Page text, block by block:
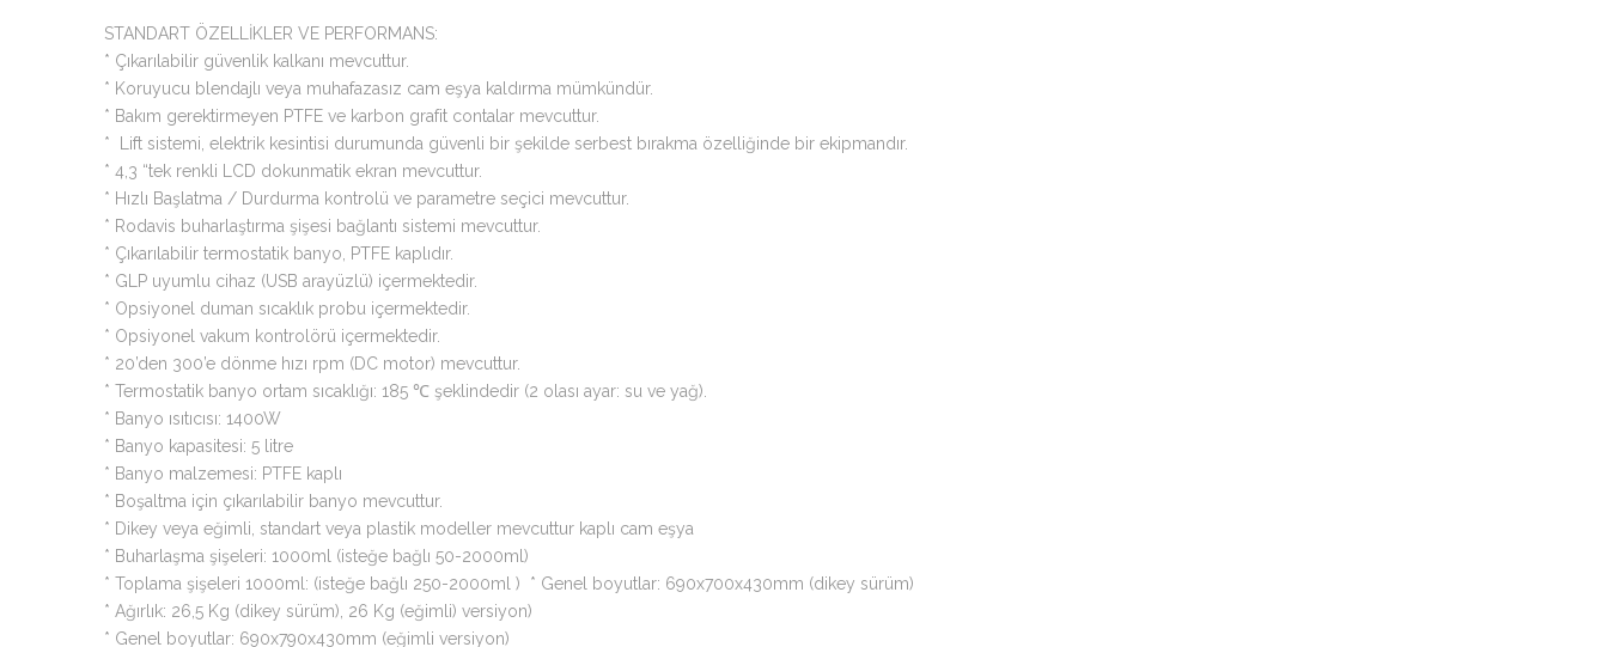
STANDART ÖZELLİKLER VE PERFORMANS:
* Çıkarılabilir güvenlik kalkanı mevcuttur.
* Koruyucu blendajlı veya muhafazasız cam eşya kaldırma mümkündür.
* Bakım gerektirmeyen PTFE ve karbon grafit contalar mevcuttur.
* Lift sistemi, elektrik kesintisi durumunda güvenli bir şekilde serbest bırakma özelliğinde bir ekipmandır.
* 4,3 “tek renkli LCD dokunmatik ekran mevcuttur.
* Hızlı Başlatma / Durdurma kontrolü ve parametre seçici mevcuttur.
* Rodavis buharlaştırma şişesi bağlantı sistemi mevcuttur.
* Çıkarılabilir termostatik banyo, PTFE kaplıdır.
* GLP uyumlu cihaz (USB arayüzlü) içermektedir.
* Opsiyonel duman sıcaklık probu içermektedir.
* Opsiyonel vakum kontrolörü içermektedir.
* 20’den 300’e dönme hızı rpm (DC motor) mevcuttur.
* Termostatik banyo ortam sıcaklığı: 185 ℃ şeklindedir (2 olası ayar: su ve yağ).
* Banyo ısıtıcısı: 1400W
* Banyo kapasitesi: 5 litre
* Banyo malzemesi: PTFE kaplı
* Boşaltma için çıkarılabilir banyo mevcuttur.
* Dikey veya eğimli, standart veya plastik modeller mevcuttur kaplı cam eşya
* Buharlaşma şişeleri: 1000ml (isteğe bağlı 50-2000ml)
* Toplama şişeleri 1000ml: (isteğe bağlı 250-2000ml ) * Genel boyutlar: 690x700x430mm (dikey sürüm)
* Ağırlık: 26,5 Kg (dikey sürüm), 26 Kg (eğimli) versiyon)
* Genel boyutlar: 690x790x430mm (eğimli versiyon)